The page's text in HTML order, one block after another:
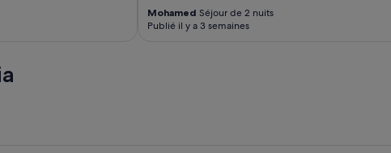
Mohamed Séjour de 2 nuits
Publié il y a 3 semaines